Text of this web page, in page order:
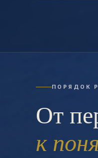
ПОРЯДОК
От
к